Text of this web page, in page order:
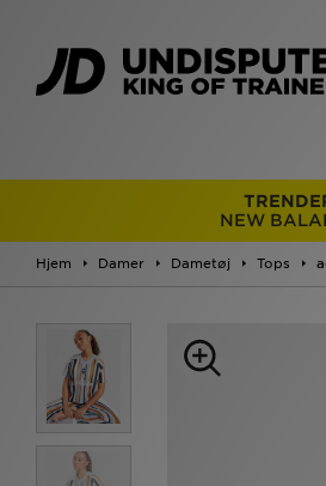
NEW
Hjem Damer Dametøj Tops